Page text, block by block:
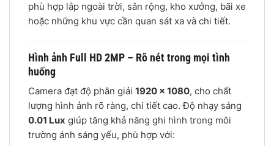
phù hợp lắp ngoài trời, sân rộng, kho xưởng, bãi xe
hoặc những khu vực cần quan sát xa và chi tiết.
Hình ảnh Full HD 2MP – Rõ nét trong mọi tình
huống
Camera đạt độ phân giải 1920 × 1080, cho chất
lượng hình ảnh rõ ràng, chi tiết cao. Độ nhạy sáng
0.01 Lux giúp tăng khả năng ghi hình trong môi
trường ánh sáng yếu, phù hợp với: